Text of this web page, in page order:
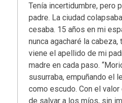
Tenía incertidumbre, pero
padre. La ciudad
cesaba. 15 años en mi
nunca agacharé la cabeza,
viene el apellido de mi
madre en cada paso.
susurraba, empuñando el
como escudo. Con el
de salvar a los míos, sin